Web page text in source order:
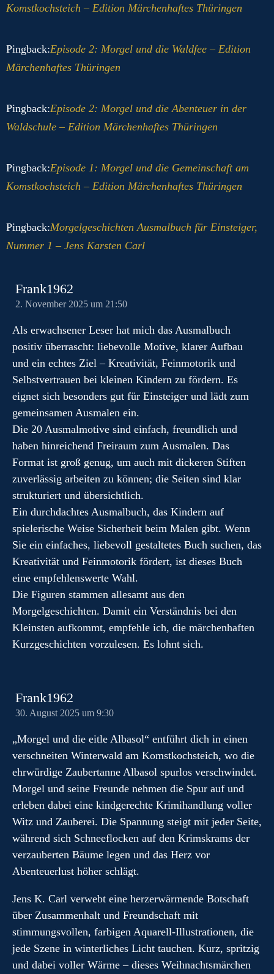
Komstkochsteich – Edition Märchenhaftes Thüringen
Pingback:Episode 2: Morgel und die Waldfee – Edition
Märchenhaftes Thüringen
Pingback:Episode 2: Morgel und die Abenteuer in der
Waldschule – Edition Märchenhaftes Thüringen
Pingback:Episode 1: Morgel und die Gemeinschaft am
Komstkochsteich – Edition Märchenhaftes Thüringen
Pingback:Morgelgeschichten Ausmalbuch für Einsteiger,
Nummer 1 – Jens Karsten Carl
Frank1962
2. November 2025 um 21:50
Als erwachsener Leser hat mich das Ausmalbuch
positiv überrascht: liebevolle Motive, klarer Aufbau
und ein echtes Ziel – Kreativität, Feinmotorik und
Selbstvertrauen bei kleinen Kindern zu fördern. Es
eignet sich besonders gut für Einsteiger und lädt zum
gemeinsamen Ausmalen ein.
Die 20 Ausmalmotive sind einfach, freundlich und
haben hinreichend Freiraum zum Ausmalen. Das
Format ist groß genug, um auch mit dickeren Stiften
zuverlässig arbeiten zu können; die Seiten sind klar
strukturiert und übersichtlich.
Ein durchdachtes Ausmalbuch, das Kindern auf
spielerische Weise Sicherheit beim Malen gibt. Wenn
Sie ein einfaches, liebevoll gestaltetes Buch suchen, das
Kreativität und Feinmotorik fördert, ist dieses Buch
eine empfehlenswerte Wahl.
Die Figuren stammen allesamt aus den
Morgelgeschichten. Damit ein Verständnis bei den
Kleinsten aufkommt, empfehle ich, die märchenhaften
Kurzgeschichten vorzulesen. Es lohnt sich.
Frank1962
30. August 2025 um 9:30
„Morgel und die eitle Albasol“ entführt dich in einen
verschneiten Winterwald am Komstkochsteich, wo die
ehrwürdige Zaubertanne Albasol spurlos verschwindet.
Morgel und seine Freunde nehmen die Spur auf und
erleben dabei eine kindgerechte Krimihandlung voller
Witz und Zauberei. Die Spannung steigt mit jeder Seite,
während sich Schneeflocken auf den Krimskrams der
verzauberten Bäume legen und das Herz vor
Abenteuerlust höher schlägt.
Jens K. Carl verwebt eine herzerwärmende Botschaft
über Zusammenhalt und Freundschaft mit
stimmungsvollen, farbigen Aquarell-Illustrationen, die
jede Szene in winterliches Licht tauchen. Kurz, spritzig
und dabei voller Wärme – dieses Weihnachtsmärchen